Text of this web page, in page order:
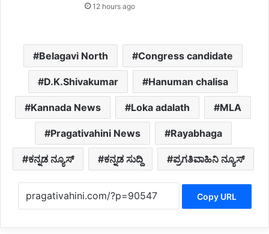
12 hours ago
Belagavi North Congress candidate
D.K.Shivakumar Hanuman chalisa
Kannada News Loka adalath MLA
Pragativahini News Rayabhaga
ಕನ್ನಡ ನ್ಯೂಸ್ ಕನ್ನಡ ಸುದ್ದಿ ಪ್ರಗತಿವಾಹಿನಿ ನ್ಯೂಸ್
Copy URL